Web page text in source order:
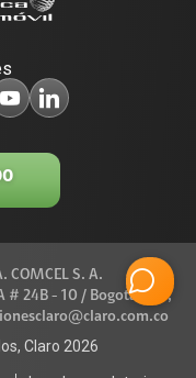
COMCEL S. A.
# 24B - 10 / Bogotá D.C.,
Claro 2026